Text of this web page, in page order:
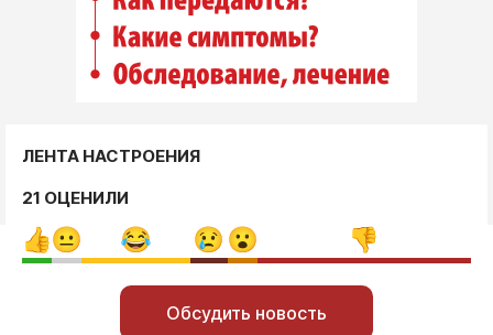
ЛЕНТА НАСТРОЕНИЯ
21 ОЦЕНИЛИ
Обсудить новость